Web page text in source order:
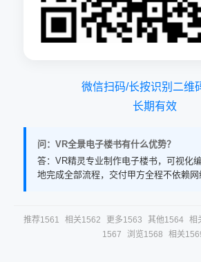
微信扫码/长按识别二维
长期有效
问：VR全景电子楼书有什么优势？
答：VR精灵专业制作电子楼书，可视化
地完成全部流程，交付甲方全程不依赖网
推荐1561 相关1562 更多1563 其他1564 相
1567
浏览1568 相关